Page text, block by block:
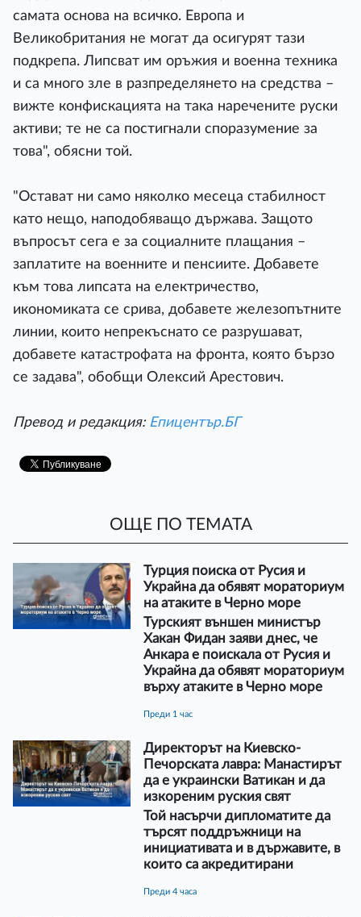
самата основа на всичко. Европа и
Великобритания не могат да осигурят тази
подкрепа. Липсват им оръжия и военна техника
и са много зле в разпределянето на средства –
вижте конфискацията на така наречените руски
активи; те не са постигнали споразумение за
това", обясни той.
"Остават ни само няколко месеца стабилност
като нещо, наподобяващо държава. Защото
въпросът сега е за социалните плащания –
заплатите на военните и пенсиите. Добавете
към това липсата на електричество,
икономиката се срива, добавете железопътните
линии, които непрекъснато се разрушават,
добавете катастрофата на фронта, която бързо
се задава", обобщи Олексий Арестович.
Превод и редакция: Епицентър.БГ
ОЩЕ ПО ТЕМАТА
Турция поиска от Русия и
Украйна да обявят мораториум
на атаките в Черно море
Турският външен министър
Хакан Фидан заяви днес, че
Анкара е поискала от Русия и
Украйна да обявят мораториум
върху атаките в Черно море
преди 1 час
Директорът на Киевско-
Печорската лавра: Манастирът
да е украински Ватикан и да
изкореним руския свят
Той насърчи дипломатите да
търсят поддръжници на
инициативата и в държавите, в
които са акредитирани
преди 4 часа